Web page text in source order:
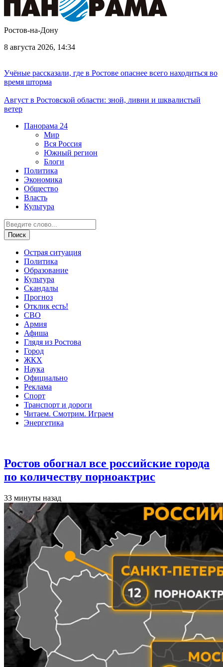
Ростов-на-Дону
8 августа 2026, 14:34
Учёные рассказали, где в Ростове опаснее всего находиться во
время шторма
Август в Ростовской области: зной, ливни и шквалистый
ветер
Панорама 24
Мир
Вся Россия
Южный регион
Блоги
Политика
Экономика
Общество
Власть
Культура
Острая ситуация
Политика
Образование
Культура
Скандалы
Прогноз
Отклик есть!
СВО
Армия
Афиша
Глядя из Ростова
Город
ЖКХ
Наука
Официально
Реклама
Спорт
Транспорт и дороги
Читаем. Смотрим. Играем
Энергетика
Ростов обогнал все российские города
по количеству порноактрис
33 минуты назад